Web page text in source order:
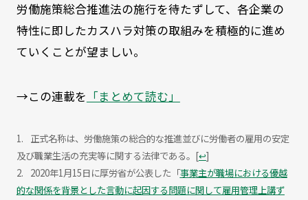
労働施策総合推進法の施行を待たずして、各企業の
特性に即したカスハラ対策の取組みを積極的に進め
ていくことが望ましい。
→この連載を 「まとめて読む」
正式名称は、労働施策の総合的な推進並びに労働者の雇用の安定
及び職業生活の充実等に関する法律である。 [↩]
2020年1月15日に厚労省が公表した「事業主が職場における優越
的な関係を背景とした言動に起因する問題に関して雇用管理上講ず